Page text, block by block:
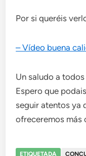
Por si queréis
– Vídeo buena
Un saludo a
Espero que
seguir atentos ya
ofreceremos más
ETIQUETADA